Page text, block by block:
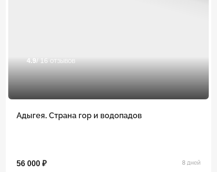
4.9/ 16 отзывов
Адыгея. Страна гор и водопадов
56 000 ₽ 8 дней